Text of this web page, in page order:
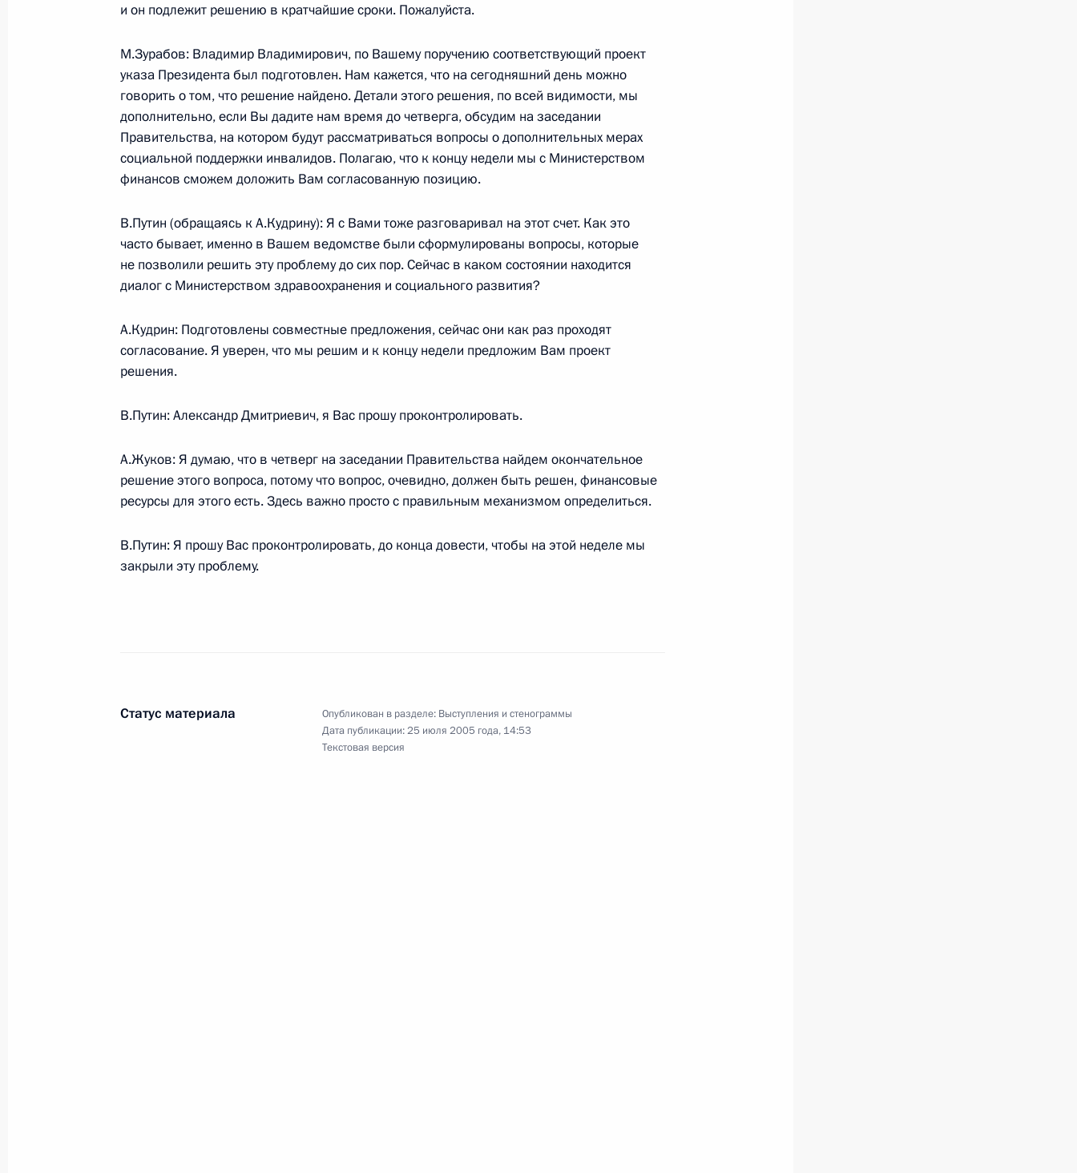
Стенографический отчет о совещании с членами Правительства
1 августа 2005 года, 14:58
27 июля 2005 года, среда
Заключительное слово на встрече с высшими офицерами
по случаю их назначения на вышестоящие должности
27 июля 2005 года, 13:01 Москва, Большой Кремлевский дворец
Выступление на встрече с высшими офицерами по случаю их
воинских званий
27 июля 2005 года, 12:58
Начало встречи с активистами молодежного демократического
антифашистского движения «Наши»
Стенографический отчет о совещании с членами Правительства
и он подлежит решению в кратчайшие сроки. Пожалуйста.
М.Зурабов: Владимир Владимирович, по Вашему поручению соответствующий проект
указа Президента был подготовлен. Нам кажется, что на сегодняшний день можно
говорить о том, что решение найдено. Детали этого решения, по всей видимости, мы
дополнительно, если Вы дадите нам время до четверга, обсудим на заседании
Правительства, на котором будут рассматриваться вопросы о дополнительных мерах
социальной поддержки инвалидов. Полагаю, что к концу недели мы с Министерством
финансов сможем доложить Вам согласованную позицию.
В.Путин (обращаясь к А.Кудрину): Я с Вами тоже разговаривал на этот счет. Как это
часто бывает, именно в Вашем ведомстве были сформулированы вопросы, которые
не позволили решить эту проблему до сих пор. Сейчас в каком состоянии находится
диалог с Министерством здравоохранения и социального развития?
А.Кудрин: Подготовлены совместные предложения, сейчас они как раз проходят
согласование. Я уверен, что мы решим и к концу недели предложим Вам проект
решения.
В.Путин: Александр Дмитриевич, я Вас прошу проконтролировать.
А.Жуков: Я думаю, что в четверг на заседании Правительства найдем окончательное
решение этого вопроса, потому что вопрос, очевидно, должен быть решен, финансовые
ресурсы для этого есть. Здесь важно просто с правильным механизмом определиться.
В.Путин: Я прошу Вас проконтролировать, до конца довести, чтобы на этой неделе мы
закрыли эту проблему.
Статус материала Опубликован в разделе: Выступления и стенограммы
Дата публикации:25 июля 2005 года, 14:53
Текстовая версия